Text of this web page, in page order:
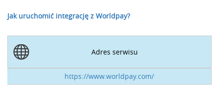
Jak uruchomić integrację z Worldpay?
Adres serwisu
https://www.worldpay.com/